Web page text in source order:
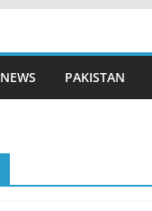
NEWS PAKISTAN